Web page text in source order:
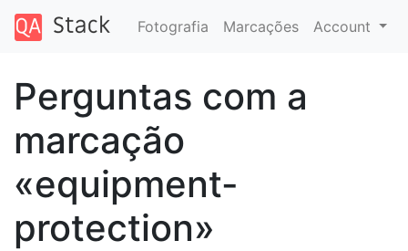
Fotografia Marcações Account
Perguntas com a
marcação
«equipment-
protection»